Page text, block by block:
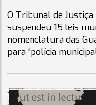
O Tribunal de Justiça
suspendeu 15 leis
nomenclatura das
para “polícia